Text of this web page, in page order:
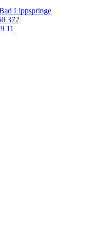
Lippspringe
372
11